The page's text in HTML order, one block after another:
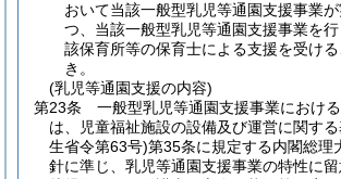
おいて当該一般型乳児等通園支援事業
つ、当該一般型乳児等通園支援事業を
該保育所等の保育士による支援を受け
き。
(乳児等通園支援の内容)
第23条
一般型乳児等通園支援事業におけ
は、児童福祉施設の設備及び運営に関す
生省令第63号)第35条に規定する内閣総理
針に準じ、乳児等通園支援事業の特性に